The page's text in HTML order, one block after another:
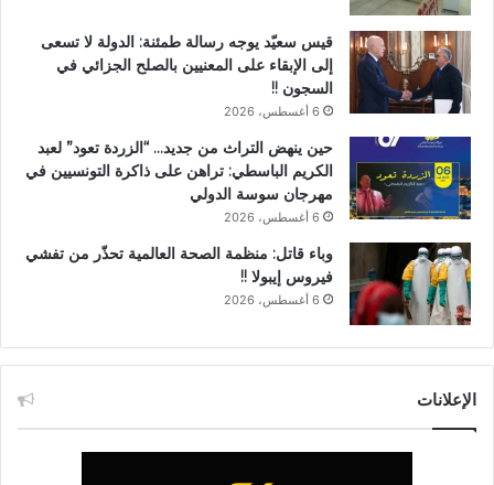
قيس سعيّد يوجه رسالة طمئنة: الدولة لا تسعى
إلى الإبقاء على المعنيين بالصلح الجزائي في
السجون !!
6 أغسطس، 2026
حين ينهض التراث من جديد… “الزردة تعود” لعبد
الكريم الباسطي: تراهن على ذاكرة التونسيين في
مهرجان سوسة الدولي
6 أغسطس، 2026
وباء قاتل: منظمة الصحة العالمية تحذّر من تفشي
فيروس إيبولا !!
6 أغسطس، 2026
الإعلانات